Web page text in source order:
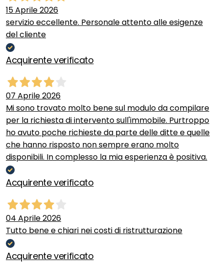
15 Aprile 2026
servizio eccellente. Personale attento alle esigenze
del cliente
Acquirente verificato
07 Aprile 2026
Mi sono trovato molto bene sul modulo da compilare
per la richiesta di intervento sull'immobile. Purtroppo
ho avuto poche richieste da parte delle ditte e quelle
che hanno risposto non sempre erano molto
disponibili. In complesso la mia esperienza è positiva.
Acquirente verificato
04 Aprile 2026
Tutto bene e chiari nei costi di ristrutturazione
Acquirente verificato